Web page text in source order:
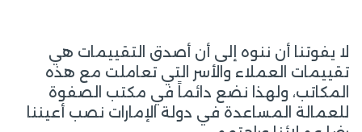
لا يفوتنا أن ننوه إلى أن أصدق التقييمات هي
تقييمات العملاء والأسر التي تعاملت مع هذه
المكاتب، ولهذا نضع دائماً في مكتب الصفوة
للعمالة المساعدة في دولة الإمارات نصب أعيننا